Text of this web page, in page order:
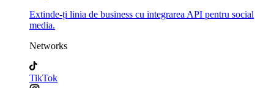
Extinde-ți linia de business cu integrarea API pentru social
media.
Networks
TikTok